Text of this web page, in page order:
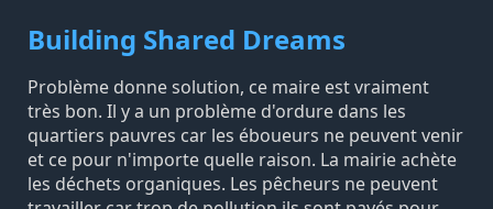
Building Shared Dreams
Problème donne solution, ce maire est vraiment
très bon. Il y a un problème d'ordure dans les
quartiers pauvres car les éboueurs ne peuvent venir
et ce pour n'importe quelle raison. La mairie achète
les déchets organiques. Les pêcheurs ne peuvent